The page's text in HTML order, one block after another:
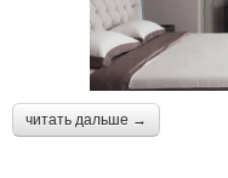
читать дальше →